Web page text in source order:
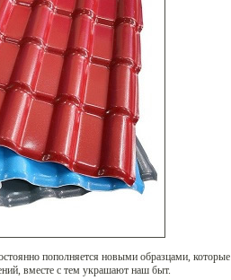
пополняется новыми образцами, которые
вместе с тем украшают наш быт.